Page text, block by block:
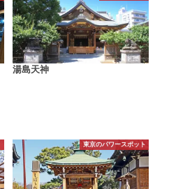
湯島天神
東京のパワースポット